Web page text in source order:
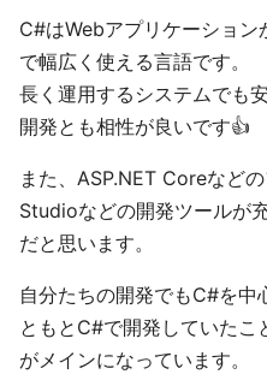
C#はWebアプリケーション
で幅広く使える言語です。
長く運用するシステムでも
開発とも相性が良いです👍
また、ASP.NET Coreなど
Studioなどの開発ツールが
だと思います。
自分たちの開発でもC#を中
ともとC#で開発していた
がメインになっています。